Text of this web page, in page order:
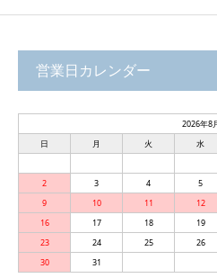
営業日カレンダー
2026年8
日
月 火 水
2
3 4 5
9
10 11 12
16
17 18 19
23
24 25 26
30
31